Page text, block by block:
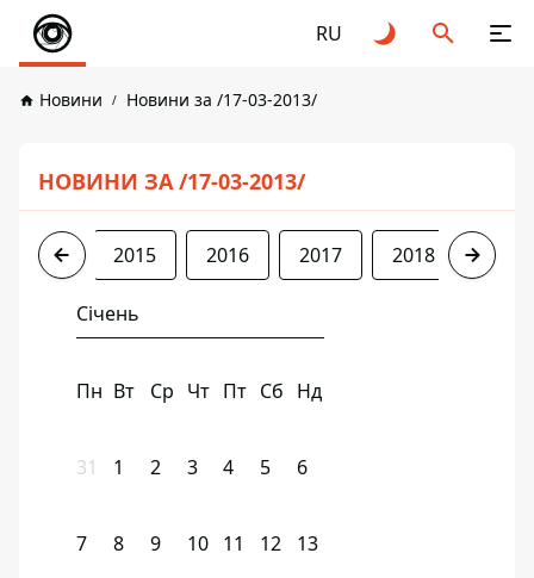
RU
Новини Новини за /17-03-2013/
НОВИНИ ЗА /17-03-2013/
2013 2015 2016 2017 2018 2019
Січень
Пн Вт Ср Чт Пт Сб Нд
31 1 2 3 4 5 6
7 8 9 10 11 12 13